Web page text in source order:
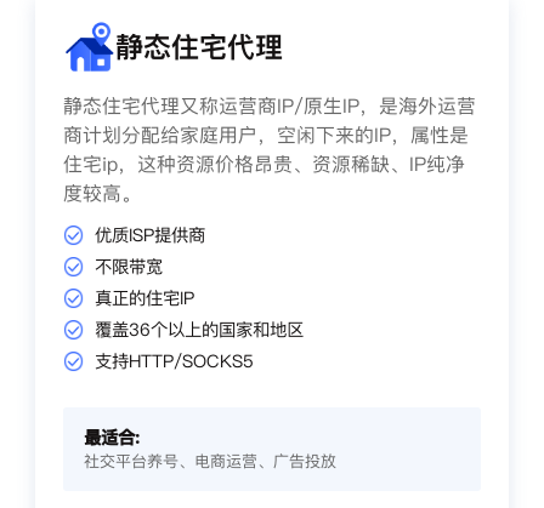
静态住宅代理
静态住宅代理又称运营商IP/原生IP，是海外运营
商计划分配给家庭用户，空闲下来的IP，属性是
住宅ip，这种资源价格昂贵、资源稀缺、IP纯净
度较高。
优质ISP提供商
不限带宽
真正的住宅IP
覆盖36个以上的国家和地区
支持HTTP/SOCKS5
最适合:
社交平台养号、电商运营、广告投放